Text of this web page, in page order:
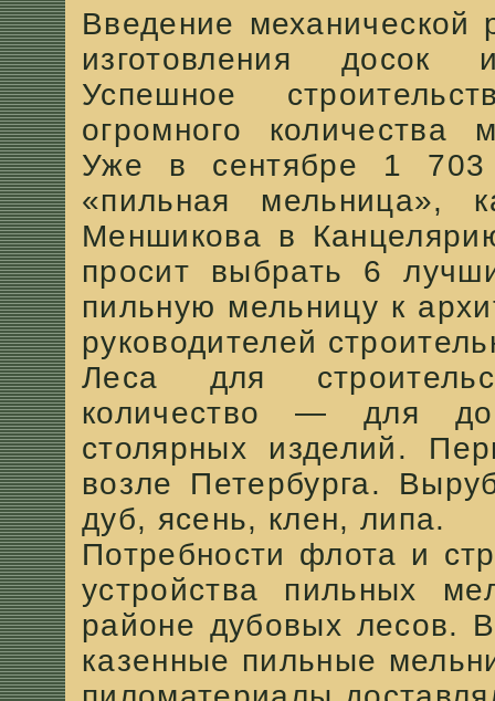
Введение механической
изготовления досок
Успешное
огромного количества
Уже в сентябре 1 703
«пильная
Меншикова в
просит выбрать 6
пильную мельницу к
руководителей
Леса для
количество — для
столярных изделий.
возле Петербурга.
дуб, ясень, клен, липа.
Потребности флота и
устройства пильных
районе дубовых лесов.
казенные пильные